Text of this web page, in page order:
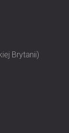
Brytanii)